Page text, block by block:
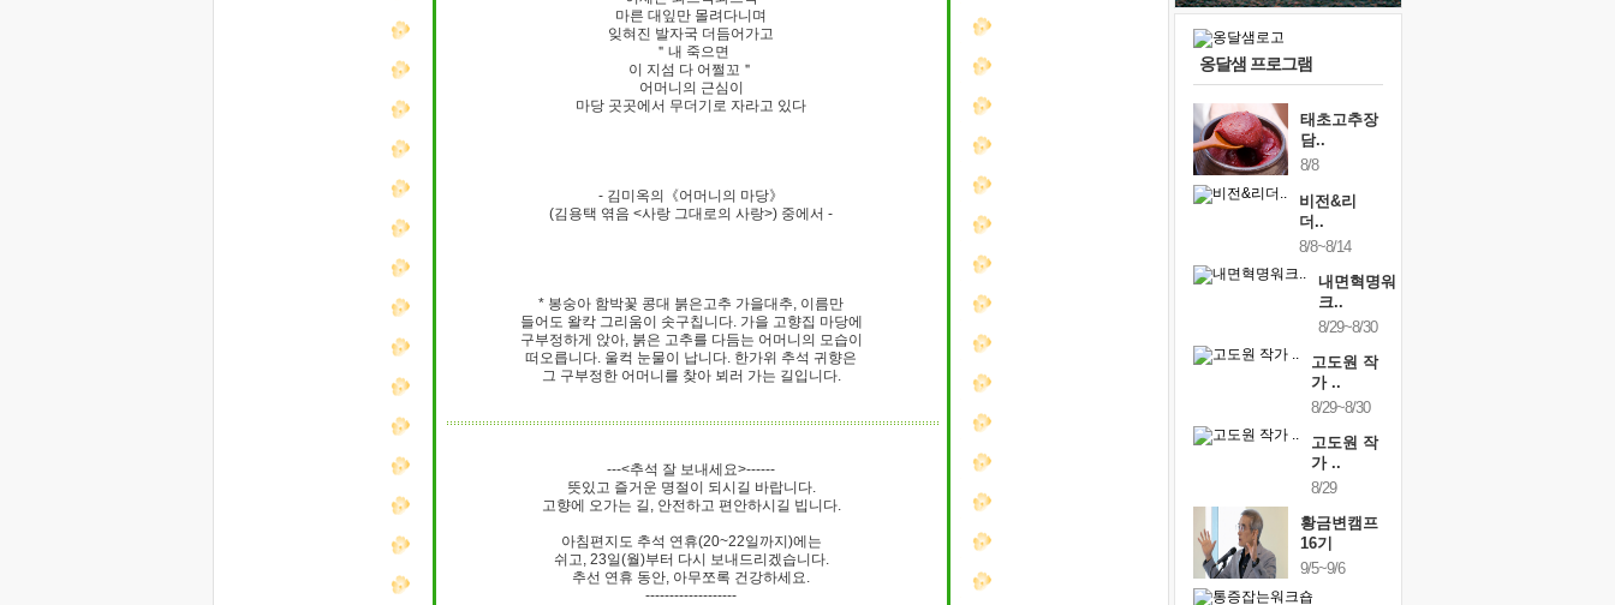
마른 대잎만 몰려다니며
잊혀진 발자국 더듬어가고
＂내 죽으면
이 지섬 다 어쩔꼬＂
어머니의 근심이
마당 곳곳에서 무더기로 자라고 있다
- 김미옥의《어머니의 마당》
(김용택 엮음 <사랑 그대로의 사랑>) 중에서 -
* 봉숭아 함박꽃 콩대 붉은고추 가을대추, 이름만
들어도 왈칵 그리움이 솟구칩니다. 가을 고향집 마당에
구부정하게 앉아, 붉은 고추를 다듬는 어머니의 모습이
떠오릅니다. 울컥 눈물이 납니다. 한가위 추석 귀향은
그 구부정한 어머니를 찾아 뵈러 가는 길입니다.
---<추석 잘 보내세요>------
뜻있고 즐거운 명절이 되시길 바랍니다.
고향에 오가는 길, 안전하고 편안하시길 빕니다.
아침편지도 추석 연휴(20~22일까지)에는
쉬고, 23일(월)부터 다시 보내드리겠습니다.
추선 연휴 동안, 아무쪼록 건강하세요.
-------------------
마음이 멈춰 버린 곳
못된 꼰대들
옹달샘 프로그램
태초고추장
담..
8/8
비전&리
더..
8/8~8/14
내면혁명워
크..
8/29~8/30
고도원 작
가 ..
8/29~8/30
고도원 작
가 ..
8/29
황금변캠프
16기
9/5~9/6